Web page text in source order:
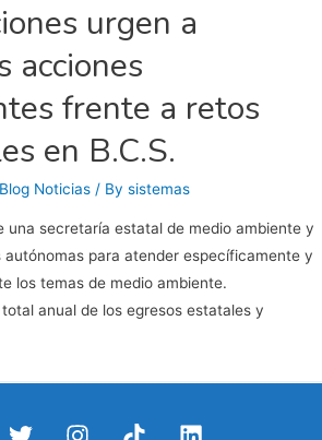
urgen a
acciones
frente a retos
en B.C.S.
Blog Noticias / By sistemas
una secretaría estatal de medio ambiente y
para atender específicamente y
los temas de medio ambiente.
anual de los egresos estatales y